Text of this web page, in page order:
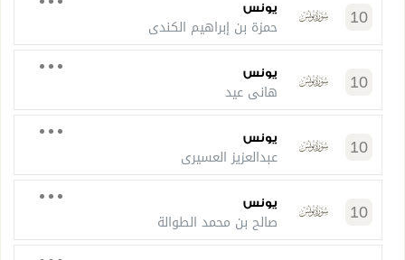
10 يونس
حمزة بن إبراهيم الكندي
10 يونس
هاني عيد
10 يونس
عبدالعزيز العسيري
10 يونس
صالح بن محمد الطوالة